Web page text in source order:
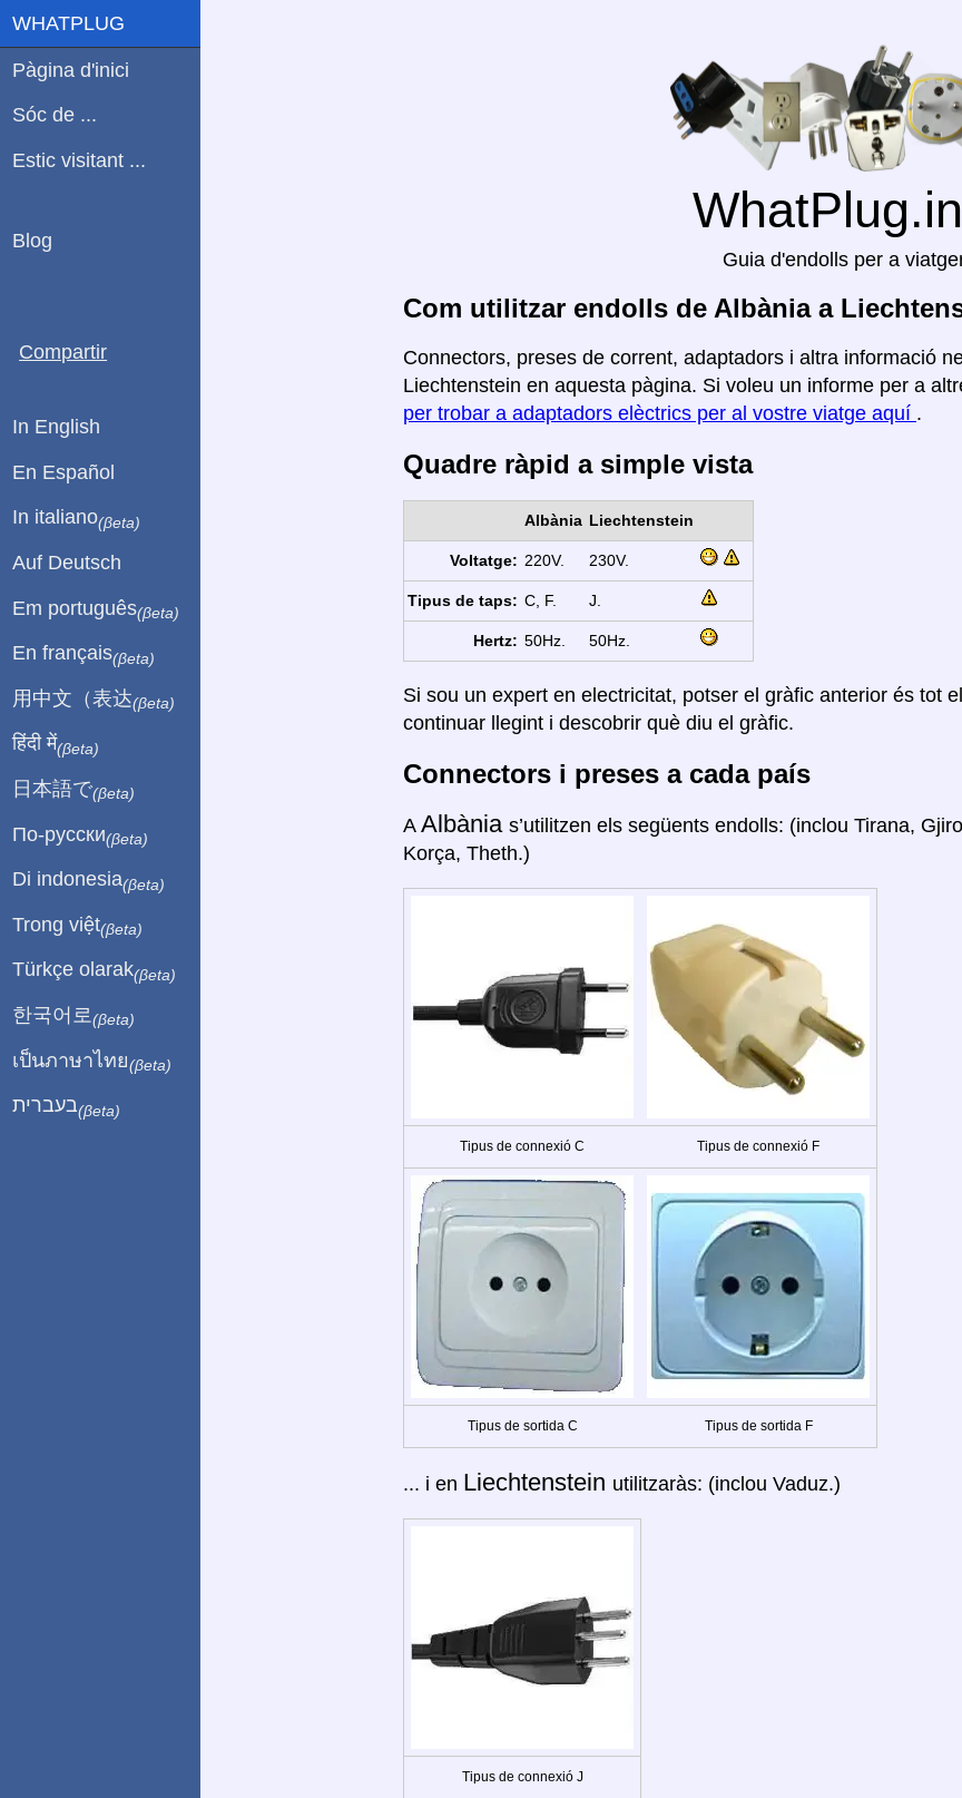
Guia d'endolls per a
Com utilitzar endolls de Albània a
Connectors, preses de corrent, adaptadors i altra informació
Liechtenstein en aquesta pàgina. Si voleu un informe per a
per trobar a adaptadors elèctrics per al vostre viatge aquí .
Quadre ràpid a simple vista
Albània Liechtenstein
Voltatge: 220V. 230V.
Tipus de taps: C, F. J.
Hertz: 50Hz. 50Hz.
Si sou un expert en electricitat, potser el gràfic anterior és tot
continuar llegint i descobrir què diu el gràfic.
Connectors i preses a cada país
A Albània s’utilitzen els següents endolls: (inclou Tirana,
Korça, Theth.)
Tipus de connexió C Tipus de connexió F
Tipus de sortida C Tipus de sortida F
... i en Liechtenstein utilitzaràs: (inclou Vaduz.)
Tipus de connexió J
WHATPLUG
Pàgina d'inici
Sóc de ...
Estic visitant ...
Blog
Compartir
In English
En Español
In italiano(βeta)
Auf Deutsch
Em português(βeta)
En français(βeta)
用中文（表达(βeta)
हिंदी में(βeta)
日本語で(βeta)
По-русски(βeta)
Di indonesia(βeta)
Trong việt(βeta)
Türkçe olarak(βeta)
한국어로 (βeta)
เป็นภาษาไทย(βeta)
בעברית(βeta)